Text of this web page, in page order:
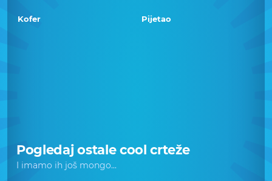
Kofer Pijetao
Pogledaj ostale cool crteže
I imamo ih još mongo...